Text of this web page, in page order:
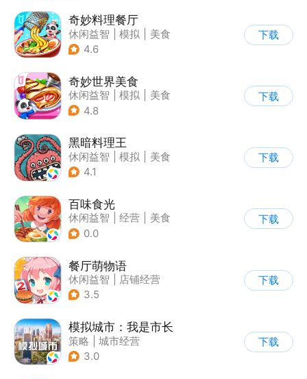
奇妙料理餐厅
休闲益智 模拟
美食
| 宝宝巴士
4.6
下载
奇妙世界美食
休闲益智 模拟
美食
| 宝宝巴士
4.8
下载
黑暗料理王
休闲益智 模拟
美食
| 卡通
4.1
下载
百味食光
休闲益智 经营
美食
| 卡通
0.0
下载
餐厅萌物语
休闲益智
店铺经营
| 美食
3.5
下载
模拟城市：我是市长
策略
城市经营
| 模拟城市
3.0
下载